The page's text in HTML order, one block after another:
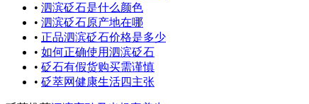
• 泗滨砭石是什么颜色
• 泗滨砭石原产地在哪
• 正品泗滨砭石价格是多少
• 如何正确使用泗滨砭石
• 砭石有假货购买需谨慎
• 砭萃网健康生活四主张